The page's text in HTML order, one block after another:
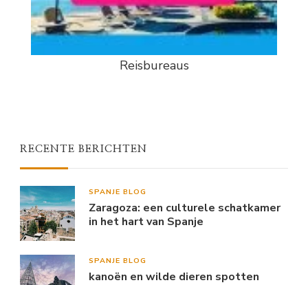
Reisbureaus
RECENTE BERICHTEN
SPANJE BLOG
Zaragoza: een culturele schatkamer
in het hart van Spanje
SPANJE BLOG
kanoën en wilde dieren spotten